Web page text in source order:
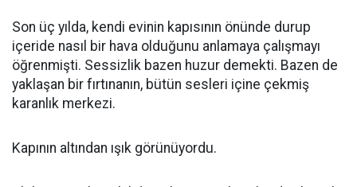
Son üç yılda, kendi evinin kapısının önünde durup
içeride nasıl bir hava olduğunu anlamaya çalışmayı
öğrenmişti. Sessizlik bazen huzur demekti. Bazen de
yaklaşan bir fırtınanın, bütün sesleri içine çekmiş
karanlık merkezi.
Kapının altından ışık görünüyordu.